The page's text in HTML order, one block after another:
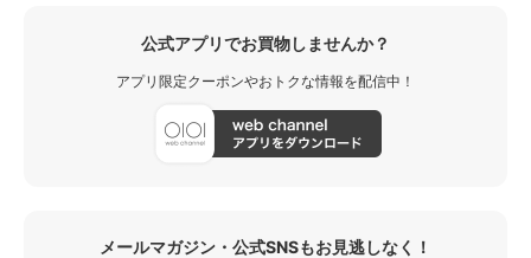
公式アプリでお買物しませんか？
アプリ限定クーポンやおトクな情報を配信中！
メールマガジン・公式SNSもお見逃しなく！